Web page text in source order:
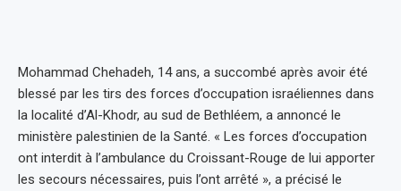
Mohammad Chehadeh, 14 ans, a succombé après avoir été
blessé par les tirs des forces d’occupation israéliennes dans
la localité d’Al-Khodr, au sud de Bethléem, a annoncé le
ministère palestinien de la Santé. « Les forces d’occupation
ont interdit à l’ambulance du Croissant-Rouge de lui apporter
les secours nécessaires, puis l’ont arrêté », a précisé le